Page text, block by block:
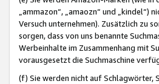
„ammazon“, „amaozn“ und
Versuch unternehmen). Zusätzlich zu
sorgen, dass von uns benannte
Werbeinhalte im Zusammenhang mit
vorausgesetzt die Suchmaschine
(f) Sie werden nicht auf Schlagwörter,